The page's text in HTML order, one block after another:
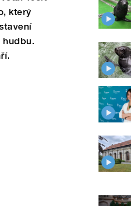
který
hudbu.